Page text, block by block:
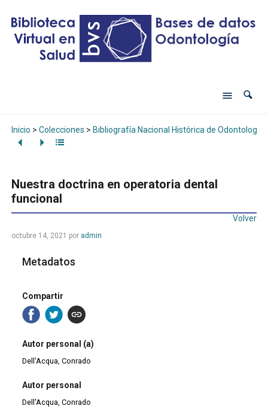
Inicio > Colecciones > Bibliografía Nacional Histórica de Odontología
Nuestra doctrina en operatoria dental
funcional
Volver
octubre 14, 2021 por admin
Metadatos
Compartir
Autor personal (a)
Dell'Acqua, Conrado
Autor personal
Dell'Acqua, Conrado